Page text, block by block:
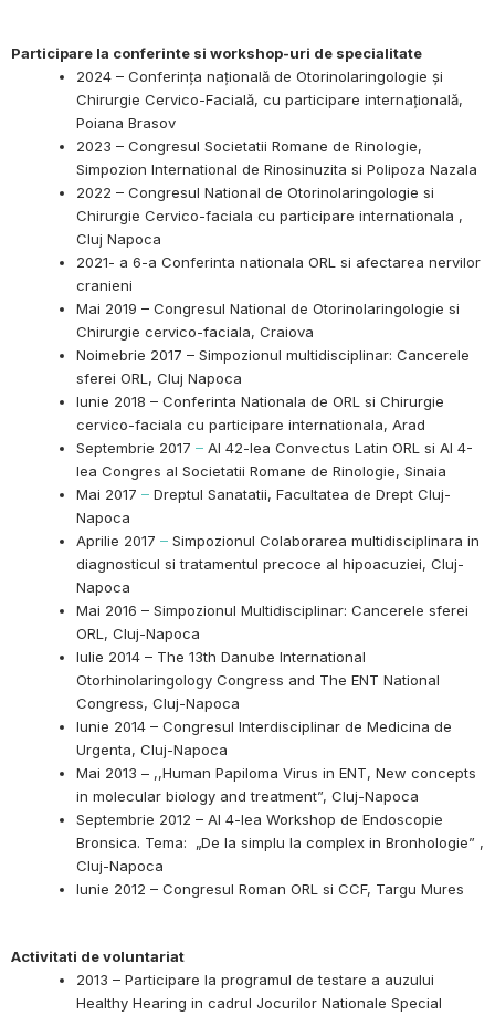
Participare la conferinte si workshop-uri de specialitate
2024 – Conferința națională de Otorinolaringologie și
Chirurgie Cervico-Facială, cu participare internațională,
Poiana Brasov
2023 – Congresul Societatii Romane de Rinologie,
Simpozion International de Rinosinuzita si Polipoza Nazala
2022 – Congresul National de Otorinolaringologie si
Chirurgie Cervico-faciala cu participare internationala ,
Cluj Napoca
2021- a 6-a Conferinta nationala ORL si afectarea nervilor
cranieni
Mai 2019 – Congresul National de Otorinolaringologie si
Chirurgie cervico-faciala, Craiova
Noimebrie 2017 – Simpozionul multidisciplinar: Cancerele
sferei ORL, Cluj Napoca
Iunie 2018 – Conferinta Nationala de ORL si Chirurgie
cervico-faciala cu participare internationala, Arad
Septembrie 2017 – Al 42-lea Convectus Latin ORL si Al 4-
lea Congres al Societatii Romane de Rinologie, Sinaia
Mai 2017 – Dreptul Sanatatii, Facultatea de Drept Cluj-
Napoca
Aprilie 2017 – Simpozionul Colaborarea multidisciplinara in
diagnosticul si tratamentul precoce al hipoacuziei, Cluj-
Napoca
Mai 2016 – Simpozionul Multidisciplinar: Cancerele sferei
ORL, Cluj-Napoca
Iulie 2014 – The 13th Danube International
Otorhinolaringology Congress and The ENT National
Congress, Cluj-Napoca
Iunie 2014 – Congresul Interdisciplinar de Medicina de
Urgenta, Cluj-Napoca
Mai 2013 – ,,Human Papiloma Virus in ENT, New concepts
in molecular biology and treatment”, Cluj-Napoca
Septembrie 2012 – Al 4-lea Workshop de Endoscopie
Bronsica. Tema: „De la simplu la complex in Bronhologie” ,
Cluj-Napoca
Iunie 2012 – Congresul Roman ORL si CCF, Targu Mures
Activitati de voluntariat
2013 – Participare la programul de testare a auzului
Healthy Hearing in cadrul Jocurilor Nationale Special